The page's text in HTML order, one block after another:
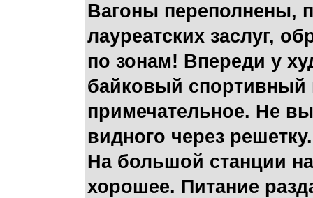
Вагоны переполнены,
лауреатских заслуг,
по зонам! Впереди у
байковый спортивный
примечательное. Не
видного через решетку.
На большой станции
хорошее. Питание